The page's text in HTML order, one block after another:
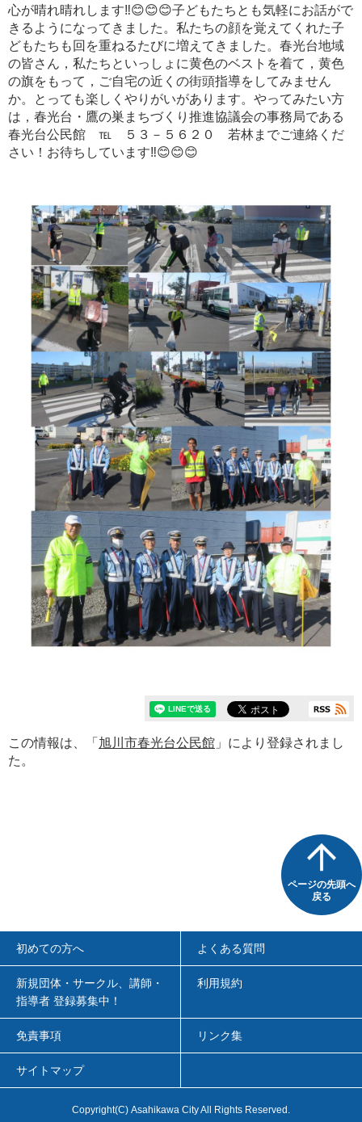
心が晴れ晴れします‼😊😊😊子どもたちとも気軽にお話がで
きるようになってきました。私たちの顔を覚えてくれた子
どもたちも回を重ねるたびに増えてきました。春光台地域
の皆さん，私たちといっしょに黄色のベストを着て，黄色
の旗をもって，ご自宅の近くの街頭指導をしてみません
か。とっても楽しくやりがいがあります。やってみたい方
は，春光台・鷹の巣まちづくり推進協議会の事務局である
春光台公民館 ℡ ５３－５６２０ 若林までご連絡くだ
さい！お待ちしています‼😊😊😊
この情報は、「 旭川市春光台公民館 」により登録されまし
た。
ページの先頭へ
戻る
初めての方へ よくある質問
新規団体・サークル、講師・
指導者 登録募集中！
利用規約
免責事項 リンク集
サイトマップ
Copyright(C) Asahikawa City All Rights Reserved.